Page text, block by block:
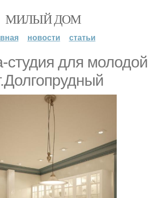
МИЛЫЙ ДОМ
новости статьи
студия для молодой